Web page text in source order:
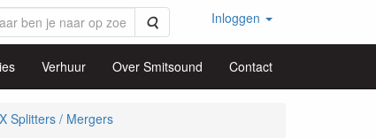
Zoeken Inloggen
Verhuur Over Smitsound Contact
Splitters / Mergers